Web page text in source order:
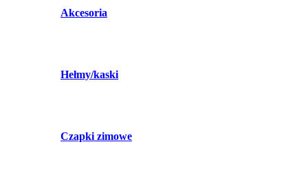
Akcesoria
Hełmy/kaski
Czapki zimowe